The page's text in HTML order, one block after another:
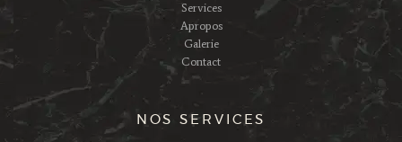
Services
Apropos
Galerie
Contact
NOS SERVICES